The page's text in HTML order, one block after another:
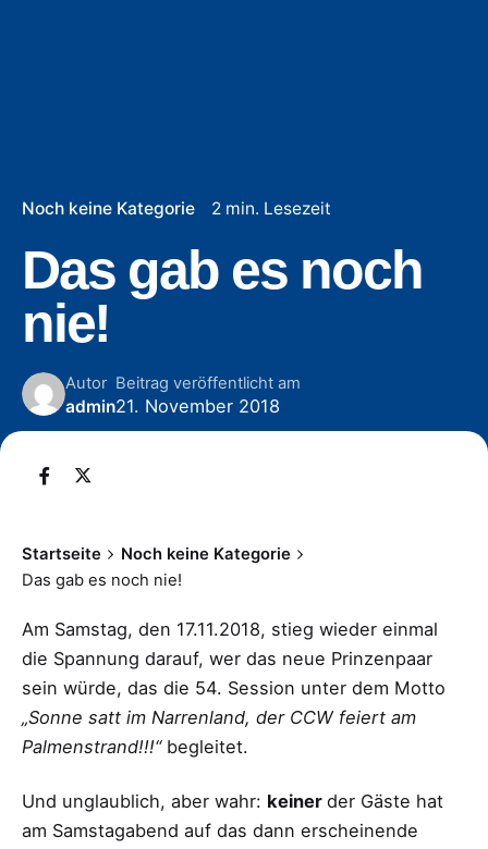
Noch keine Kategorie 2 min. Lesezeit
Das gab es noch
nie!
Autor
admin
Beitrag veröffentlicht am
21. November 2018
Startseite
Noch keine Kategorie
Das gab es noch nie!
Am Samstag, den 17.11.2018, stieg wieder einmal
die Spannung darauf, wer das neue Prinzenpaar
sein würde, das die 54. Session unter dem Motto
„Sonne satt im Narrenland, der CCW feiert am
Palmenstrand!!!“begleitet.
Und unglaublich, aber wahr: keiner der Gäste hat
am Samstagabend auf das dann erscheinende